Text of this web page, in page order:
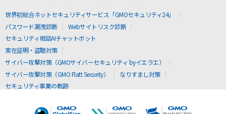
世界初総合ネットセキュリティサービス「GMOセキュリティ24」
パスワード漏洩診断
Webサイトリスク診断
セキュリティ相談AIチャットボット
実在証明・盗聴対策
サイバー攻撃対策（GMOサイバーセキュリティ byイエラエ）
サイバー攻撃対策（GMO Flatt Security）
なりすまし対策
セキュリティ事業の軌跡